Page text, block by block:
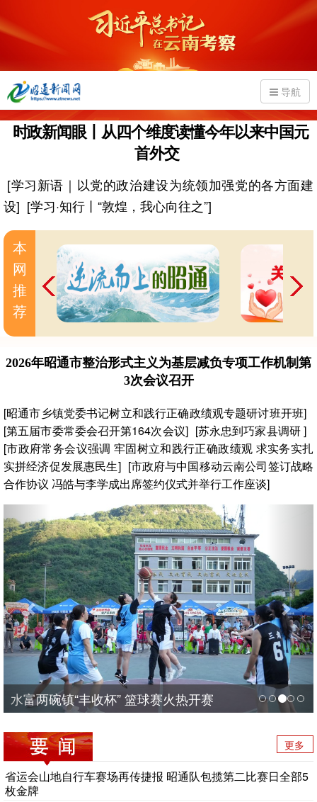
导航
时政新闻眼丨从四个维度读懂今年以来中国元
首外交
[学习新语｜以党的政治建设为统领加强党的各方面建
设] [学习·知行丨“敦煌，我心向往之”]
本
网
推
荐
2026年昭通市整治形式主义为基层减负专项工作机制第
3次会议召开
[昭通市乡镇党委书记树立和践行正确政绩观专题研讨班开班]
[第五届市委常委会召开第164次会议] [苏永忠到巧家县调研 ]
[市政府常务会议强调 牢固树立和践行正确政绩观 求实务实扎
实拼经济促发展惠民生] [市政府与中国移动云南公司签订战略
合作协议 冯皓与李学成出席签约仪式并举行工作座谈]
水富两碗镇“丰收杯” 篮球赛火热开赛
Previous
更多
省运会山地自行车赛场再传捷报 昭通队包揽第二比赛日全部5
枚金牌